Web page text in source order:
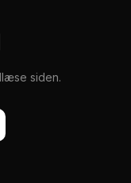
siden.